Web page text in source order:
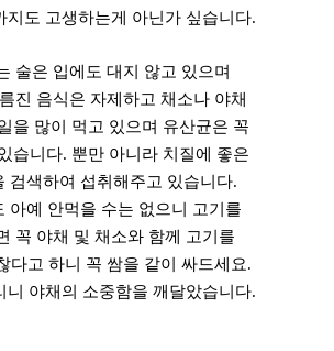
지도 고생하는게 아닌가 싶습니다.
술은 입에도 대지 않고 있으며
진 음식은 자제하고 채소나 야채
을 많이 먹고 있으며 유산균은 꼭
습니다. 뿐만 아니라 치질에 좋은
검색하여 섭취해주고 있습니다.
아예 안먹을 수는 없으니 고기를
꼭 야채 및 채소와 함께 고기를
다고 하니 꼭 쌈을 같이 싸드세요.
니 야채의 소중함을 깨달았습니다.